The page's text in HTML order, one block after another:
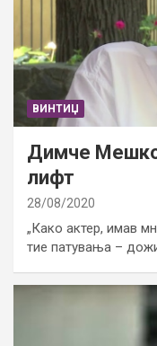
ВИНТИЏ
Димче
лифт
28/08/2020
„Како актер, имав
тие патувања –